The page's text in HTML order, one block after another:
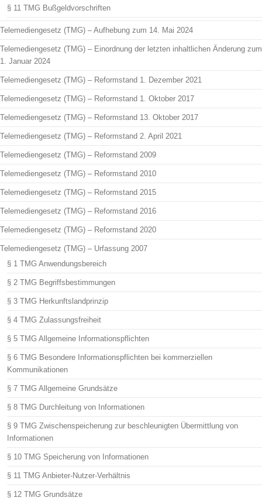
§ 11 TMG Bußgeldvorschriften
Telemediengesetz (TMG) – Aufhebung zum 14. Mai 2024
Telemediengesetz (TMG) – Einordnung der letzten inhaltlichen Änderung zum
1. Januar 2024
Telemediengesetz (TMG) – Reformstand 1. Dezember 2021
Telemediengesetz (TMG) – Reformstand 1. Oktober 2017
Telemediengesetz (TMG) – Reformstand 13. Oktober 2017
Telemediengesetz (TMG) – Reformstand 2. April 2021
Telemediengesetz (TMG) – Reformstand 2009
Telemediengesetz (TMG) – Reformstand 2010
Telemediengesetz (TMG) – Reformstand 2015
Telemediengesetz (TMG) – Reformstand 2016
Telemediengesetz (TMG) – Reformstand 2020
Telemediengesetz (TMG) – Urfassung 2007
§ 1 TMG Anwendungsbereich
§ 2 TMG Begriffsbestimmungen
§ 3 TMG Herkunftslandprinzip
§ 4 TMG Zulassungsfreiheit
§ 5 TMG Allgemeine Informationspflichten
§ 6 TMG Besondere Informationspflichten bei kommerziellen
Kommunikationen
§ 7 TMG Allgemeine Grundsätze
§ 8 TMG Durchleitung von Informationen
§ 9 TMG Zwischenspeicherung zur beschleunigten Übermittlung von
Informationen
§ 10 TMG Speicherung von Informationen
§ 11 TMG Anbieter-Nutzer-Verhältnis
§ 12 TMG Grundsätze